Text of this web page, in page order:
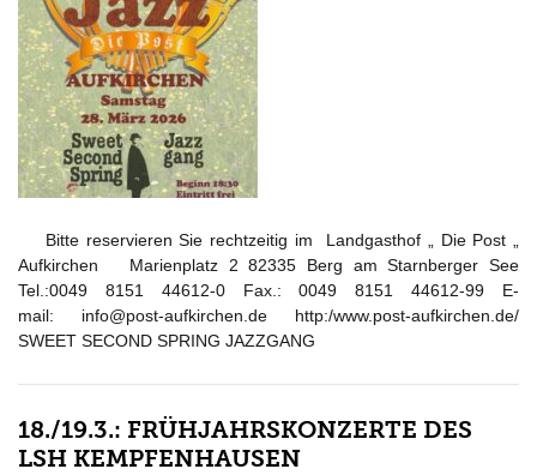
Bitte reservieren Sie rechtzeitig im Landgasthof „ Die Post „
Aufkirchen Marienplatz 2 82335 Berg am Starnberger See
Tel.:0049 8151 44612-0 Fax.: 0049 8151 44612-99 E-
mail: info@post-aufkirchen.de http:/www.post-aufkirchen.de/
SWEET SECOND SPRING JAZZGANG
18./19.3.: FRÜHJAHRSKONZERTE DES
LSH KEMPFENHAUSEN